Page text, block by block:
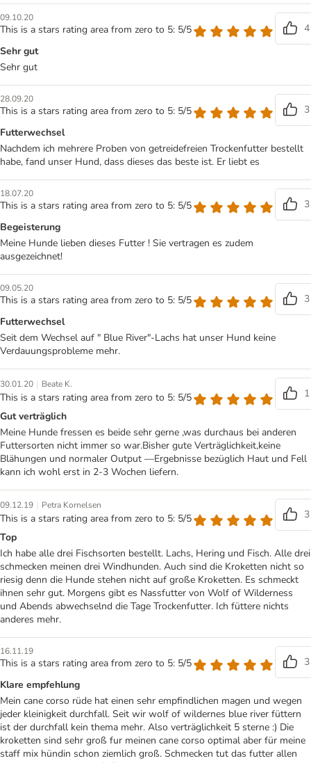
09.10.20
This is a stars rating area from zero to 5: 5/5
4
Sehr gut
Sehr gut
28.09.20
This is a stars rating area from zero to 5: 5/5
3
Futterwechsel
Nachdem ich mehrere Proben von getreidefreien Trockenfutter bestellt
habe, fand unser Hund, dass dieses das beste ist. Er liebt es
18.07.20
This is a stars rating area from zero to 5: 5/5
3
Begeisterung
Meine Hunde lieben dieses Futter ! Sie vertragen es zudem
ausgezeichnet!
09.05.20
This is a stars rating area from zero to 5: 5/5
3
Futterwechsel
Seit dem Wechsel auf " Blue River"-Lachs hat unser Hund keine
Verdauungsprobleme mehr.
30.01.20 | Beate K.
This is a stars rating area from zero to 5: 5/5
1
Gut verträglich
Meine Hunde fressen es beide sehr gerne ,was durchaus bei anderen
Futtersorten nicht immer so war.Bisher gute Verträglichkeit,keine
Blähungen und normaler Output —Ergebnisse bezüglich Haut und Fell
kann ich wohl erst in 2-3 Wochen liefern.
09.12.19 | Petra Kornelsen
This is a stars rating area from zero to 5: 5/5
3
Top
Ich habe alle drei Fischsorten bestellt. Lachs, Hering und Fisch. Alle drei
schmecken meinen drei Windhunden. Auch sind die Kroketten nicht so
riesig denn die Hunde stehen nicht auf große Kroketten. Es schmeckt
ihnen sehr gut. Morgens gibt es Nassfutter von Wolf of Wilderness
und Abends abwechselnd die Tage Trockenfutter. Ich füttere nichts
anderes mehr.
16.11.19
This is a stars rating area from zero to 5: 5/5
3
Klare empfehlung
Mein cane corso rüde hat einen sehr empfindlichen magen und wegen
jeder kleinigkeit durchfall. Seit wir wolf of wildernes blue river füttern
ist der durchfall kein thema mehr. Also verträglichkeit 5 sterne :) Die
kroketten sind sehr groß fur meinen cane corso optimal aber für meine
staff mix hündin schon ziemlich groß. Schmecken tut das futter allen